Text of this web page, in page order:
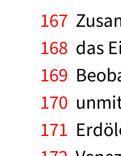
167
168 das
169
170
171